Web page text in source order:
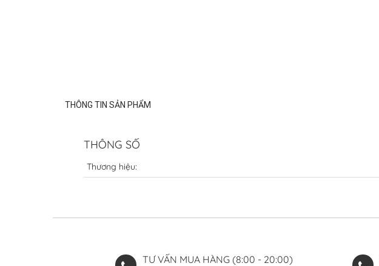
THÔNG TIN SẢN PHẨM
THÔNG SỐ
Thương hiệu:
TƯ VẤN MUA HÀNG (8:00 - 20:00)